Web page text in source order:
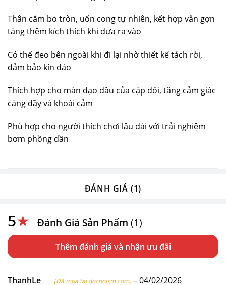
Thân cắm bo tròn, uốn cong tự nhiên, kết hợp vân gợn
tăng thêm kích thích khi đưa ra vào
Có thể đeo bên ngoài khi đi lại nhờ thiết kế tách rời,
đảm bảo kín đáo
Thích hợp cho màn dạo đầu của cặp đôi, tăng cảm giác
căng đầy và khoái cảm
Phù hợp cho người thích chơi lâu dài với trải nghiệm
bơm phồng dần
ĐÁNH GIÁ (1)
5★ Đánh Giá Sản Phẩm (1)
Thêm đánh giá
ThanhLe (Đã mua tại dochoism.com) –04/02/2026